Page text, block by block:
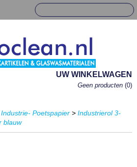
UW WINKELWAGEN
Geen producten (0)
Industrie- Poetspapier > Industrierol 3-
blauw